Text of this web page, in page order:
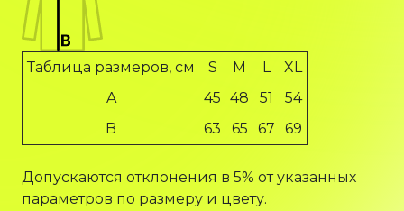
Таблица размеров, см S M L
XL
A
45 48 51
54
B
63 65 67 69
Допускаются отклонения в 5% от указанных
параметров по размеру и цвету.